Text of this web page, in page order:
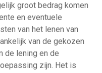
groot bedrag komen
en eventuele
van het lenen van
van de gekozen
de lening en de
zijn. Het is